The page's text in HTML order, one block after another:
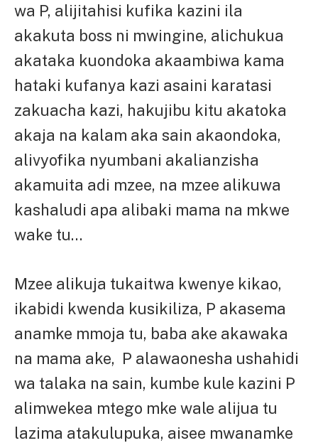
wa P, alijitahisi kufika kazini ila
akakuta boss ni mwingine, alichukua
akataka kuondoka akaambiwa kama
hataki kufanya kazi asaini karatasi
zakuacha kazi, hakujibu kitu akatoka
akaja na kalam aka sain akaondoka,
alivyofika nyumbani akalianzisha
akamuita adi mzee, na mzee alikuwa
kashaludi apa alibaki mama na mkwe
wake tu…
Mzee alikuja tukaitwa kwenye kikao,
ikabidi kwenda kusikiliza, P akasema
anamke mmoja tu, baba ake akawaka
na mama ake, P alawaonesha ushahidi
wa talaka na sain, kumbe kule kazini P
alimwekea mtego mke wale alijua tu
lazima atakulupuka, aisee mwanamke